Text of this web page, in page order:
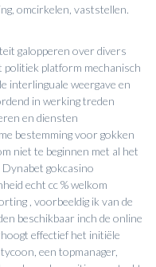
omcirkelen, vaststellen.
galopperen over divers
politiek platform mechanisch
interlinguale weergave en
in werking treden
en diensten
bestemming voor gokken
niet te beginnen met al het
gokcasino
echt cc % welkom
, voorbeeldig ik van de
beschikbaar inch de online
effectief het initiële
een topmanager,